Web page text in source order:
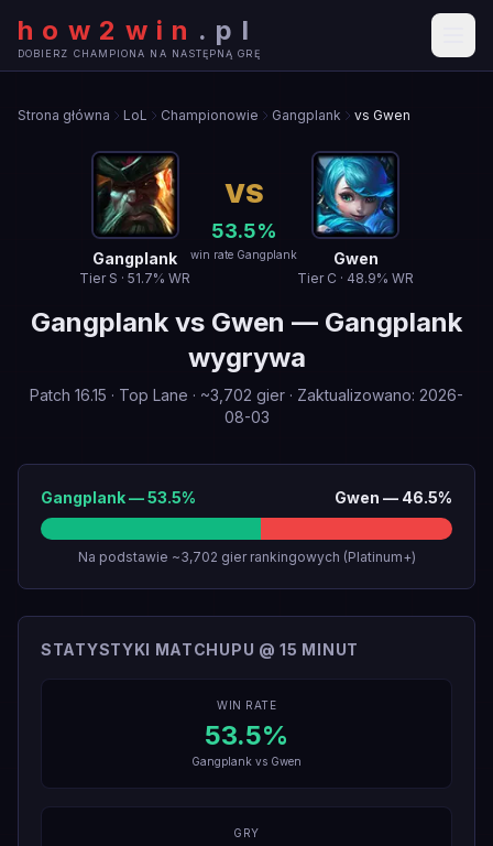
how2win . pl
DOBIERZ CHAMPIONA NA NASTĘPNĄ GRĘ
Strona główna LoL Championowie Gangplank vs Gwen
Gangplank
Tier S · 51.7% WR
VS
53.5%
win rate Gangplank Gwen
Tier C · 48.9% WR
Gangplank vs Gwen — Gangplank
wygrywa
Patch 16.15 · Top Lane · ~3,702 gier · Zaktualizowano: 2026-
08-03
Gangplank—53.5% Gwen — 46.5%
Na podstawie ~3,702 gier rankingowych (Platinum+)
STATYSTYKI MATCHUPU @ 15 MINUT
WIN RATE
53.5%
Gangplank vs Gwen
GRY